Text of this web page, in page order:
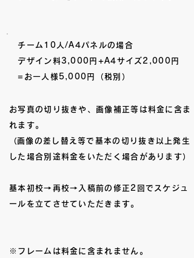
チーム10人/A4パネルの場合
デザイン料3,000円+A4サイズ2,000円
=お一人様5,000円（税別）
お写真の切り抜きや、画像補正等は料金に含ま
れます。
​（画像の差し替え等で基本の切り抜き以上発生
した場合別途料金をいただく場合があります）
基本初校→再校→入稿前の修正2回でスケジュ
ールを立てさせていただきます。
​※フレームは料金に含まれません。